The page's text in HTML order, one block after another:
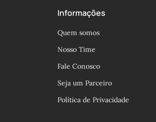
Informações
Quem somos
Nosso Time
Fale Conosco
Seja um Parceiro
Política de Privacidade